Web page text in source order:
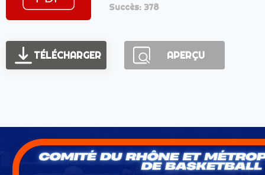
Succès: 378
TÉLÉCHARGER APERÇU